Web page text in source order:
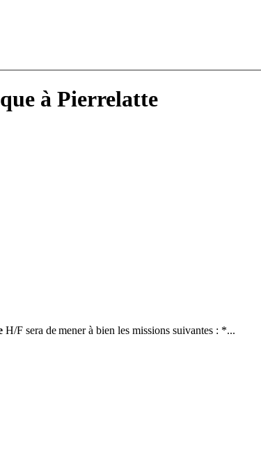
à Pierrelatte
H/F sera de mener à bien les missions suivantes : *...